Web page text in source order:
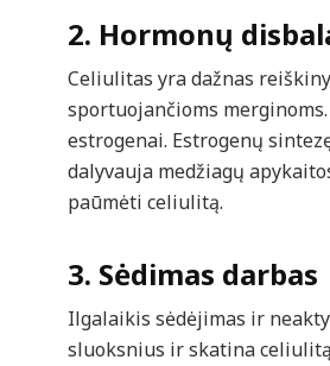
2. Hormonų
Celiulitas yra dažnas
sportuojančioms
estrogenai. Estrogenų
dalyvauja medžiagų
paūmėti celiulitą.
3. Sėdimas darbas
Ilgalaikis sėdėjimas ir
sluoksnius ir skatina